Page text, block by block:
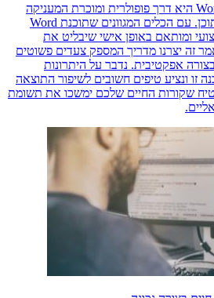
הכנת קורות חיים בתוכנת Word היא דרך פופולרית ומוכרת המעניקה
שליטה רחבה על העיצוב והתוכן. עם הכלים המגוונים שתוכנת Word
ומותאם באופן אישי שיבליט את
זה יצרנו מדריך המספק צעדים פשוטים
להכנת קורות חיים ב-Word בצורה אפקטיבית. נדבר על היתרונות
זו ונציע טיפים חשובים לשיפור התוצאה
שקורות החיים שלכם ימשכו את תשומת